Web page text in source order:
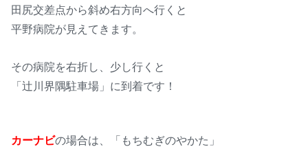
田尻交差点から斜め右方向へ行くと
平野病院が見えてきます。
その病院を右折し、少し行くと
「辻川界隅駐車場」に到着です！
カーナビの場合は、「もちむぎのやかた」